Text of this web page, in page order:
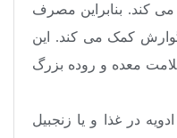
می کند. بنابراین مصرف
گوارش کمک می کند. این
معده و روده بزرگ
در غذا و یا زنجبیل